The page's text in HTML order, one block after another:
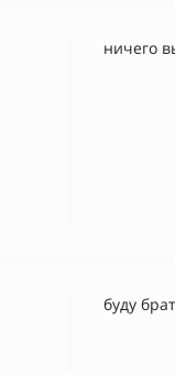
ничего
буду